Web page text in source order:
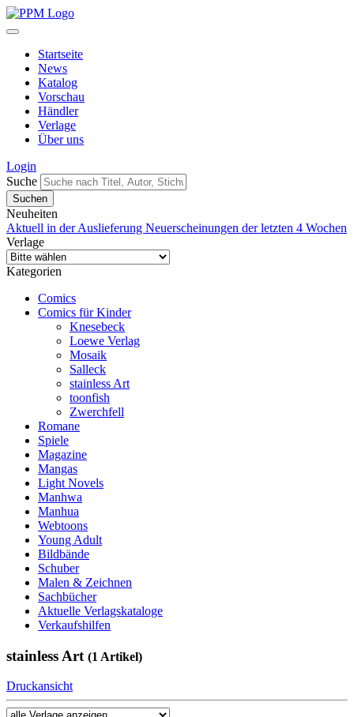
Startseite
News
Katalog
Vorschau
Händler
Verlage
Über uns
Login
Suche
Neuheiten
Aktuell in der Auslieferung Neuerscheinungen der letzten 4 Wochen
Verlage
Kategorien
Comics
Comics für Kinder
Knesebeck
Loewe Verlag
Mosaik
Salleck
stainless Art
toonfish
Zwerchfell
Romane
Spiele
Magazine
Mangas
Light Novels
Manhwa
Manhua
Webtoons
Young Adult
Bildbände
Schuber
Malen & Zeichnen
Sachbücher
Aktuelle Verlagskataloge
Verkaufshilfen
stainless Art (1 Artikel)
Druckansicht